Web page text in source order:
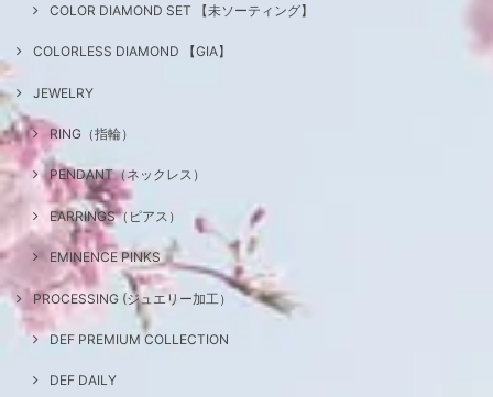
COLOR DIAMOND SET 【未ソーティング】
COLORLESS DIAMOND 【GIA】
JEWELRY
RING（指輪）
PENDANT（ネックレス）
EARRINGS（ピアス）
EMINENCE PINKS
PROCESSING (ジュエリー加工）
DEF PREMIUM COLLECTION
DEF DAILY